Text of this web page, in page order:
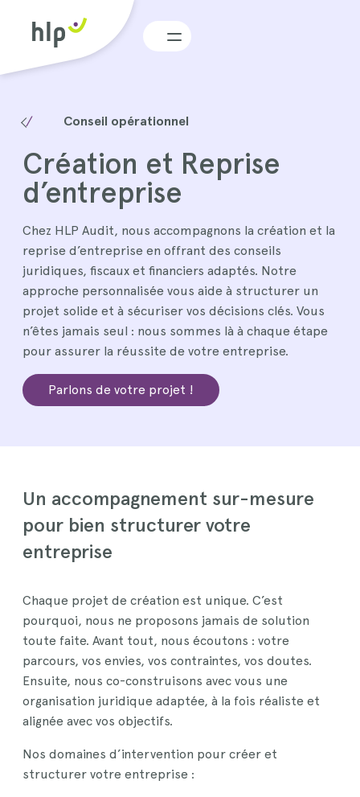
Menu
Conseil opérationnel
Création et Reprise
d’entreprise
Chez HLP Audit, nous accompagnons la création et la
reprise d’entreprise en offrant des conseils
juridiques, fiscaux et financiers adaptés. Notre
approche personnalisée vous aide à structurer un
projet solide et à sécuriser vos décisions clés. Vous
n’êtes jamais seul : nous sommes là à chaque étape
pour assurer la réussite de votre entreprise.
Parlons de votre projet !
Un accompagnement sur-mesure
pour bien structurer votre
entreprise
Chaque projet de création est unique. C’est
pourquoi, nous ne proposons jamais de solution
toute faite. Avant tout, nous écoutons : votre
parcours, vos envies, vos contraintes, vos doutes.
Ensuite, nous co-construisons avec vous une
organisation juridique adaptée, à la fois réaliste et
alignée avec vos objectifs.
Nos domaines d’intervention pour créer et
structurer votre entreprise :